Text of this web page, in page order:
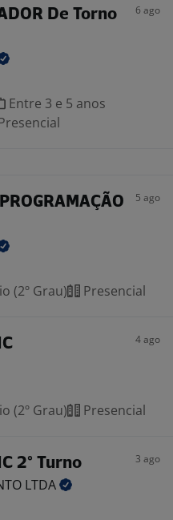
De Torno
6 ago
Entre 3 e 5 anos
5 ago
(2º Grau) Presencial
4 ago
(2º Grau) Presencial
2° Turno 3 ago
LTDA